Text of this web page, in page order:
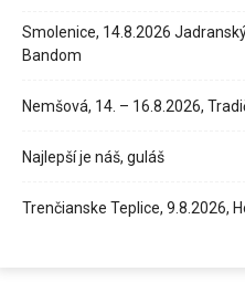
Smolenice, 14.8.2026
Bandom
Nemšová, 14. – 16.8.2026,
Najlepší je náš, guláš
Trenčianske Teplice, 9.8.2026,